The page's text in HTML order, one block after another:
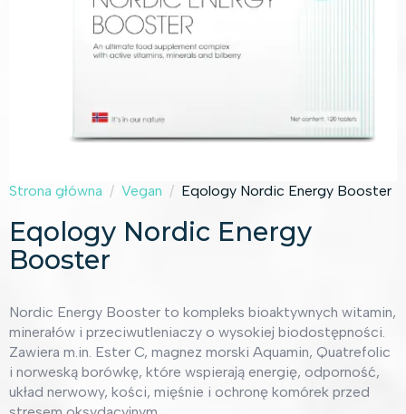
Strona główna Vegan Eqology Nordic Energy Booster
Eqology Nordic Energy
Booster
Nordic Energy Booster to kompleks bioaktywnych witamin,
minerałów i przeciwutleniaczy o wysokiej biodostępności.
Zawiera m.in. Ester C, magnez morski Aquamin, Quatrefolic
i norweską borówkę, które wspierają energię, odporność,
układ nerwowy, kości, mięśnie i ochronę komórek przed